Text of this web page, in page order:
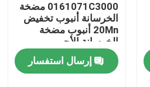
0161071C3000 مضخة
الخرسانة أنبوب تخفيض
20Mn أنبوب مضخة
الخرسانة الأحمر
إرسال استفسار